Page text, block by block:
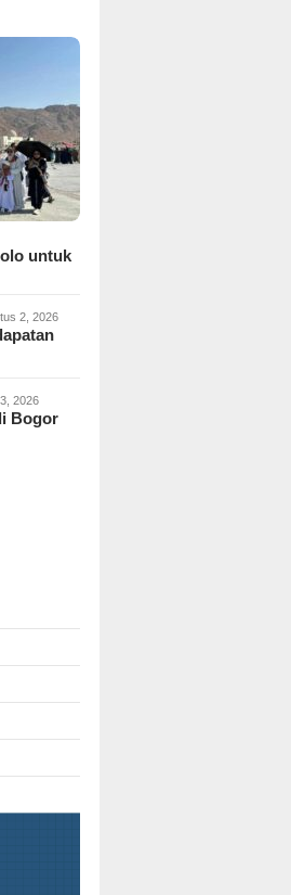
untuk
2, 2026
2026
Bogor